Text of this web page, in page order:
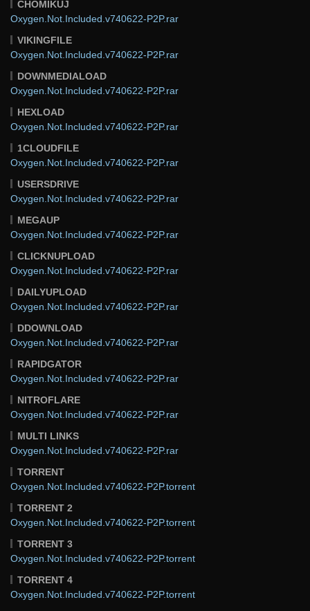
CHOMIKUJ
Oxygen.Not.Included.v740622-P2P.rar
VIKINGFILE
Oxygen.Not.Included.v740622-P2P.rar
DOWNMEDIALOAD
Oxygen.Not.Included.v740622-P2P.rar
HEXLOAD
Oxygen.Not.Included.v740622-P2P.rar
1CLOUDFILE
Oxygen.Not.Included.v740622-P2P.rar
USERSDRIVE
Oxygen.Not.Included.v740622-P2P.rar
MEGAUP
Oxygen.Not.Included.v740622-P2P.rar
CLICKNUPLOAD
Oxygen.Not.Included.v740622-P2P.rar
DAILYUPLOAD
Oxygen.Not.Included.v740622-P2P.rar
DDOWNLOAD
Oxygen.Not.Included.v740622-P2P.rar
RAPIDGATOR
Oxygen.Not.Included.v740622-P2P.rar
NITROFLARE
Oxygen.Not.Included.v740622-P2P.rar
MULTI LINKS
Oxygen.Not.Included.v740622-P2P.rar
TORRENT
Oxygen.Not.Included.v740622-P2P.torrent
TORRENT 2
Oxygen.Not.Included.v740622-P2P.torrent
TORRENT 3
Oxygen.Not.Included.v740622-P2P.torrent
TORRENT 4
Oxygen.Not.Included.v740622-P2P.torrent